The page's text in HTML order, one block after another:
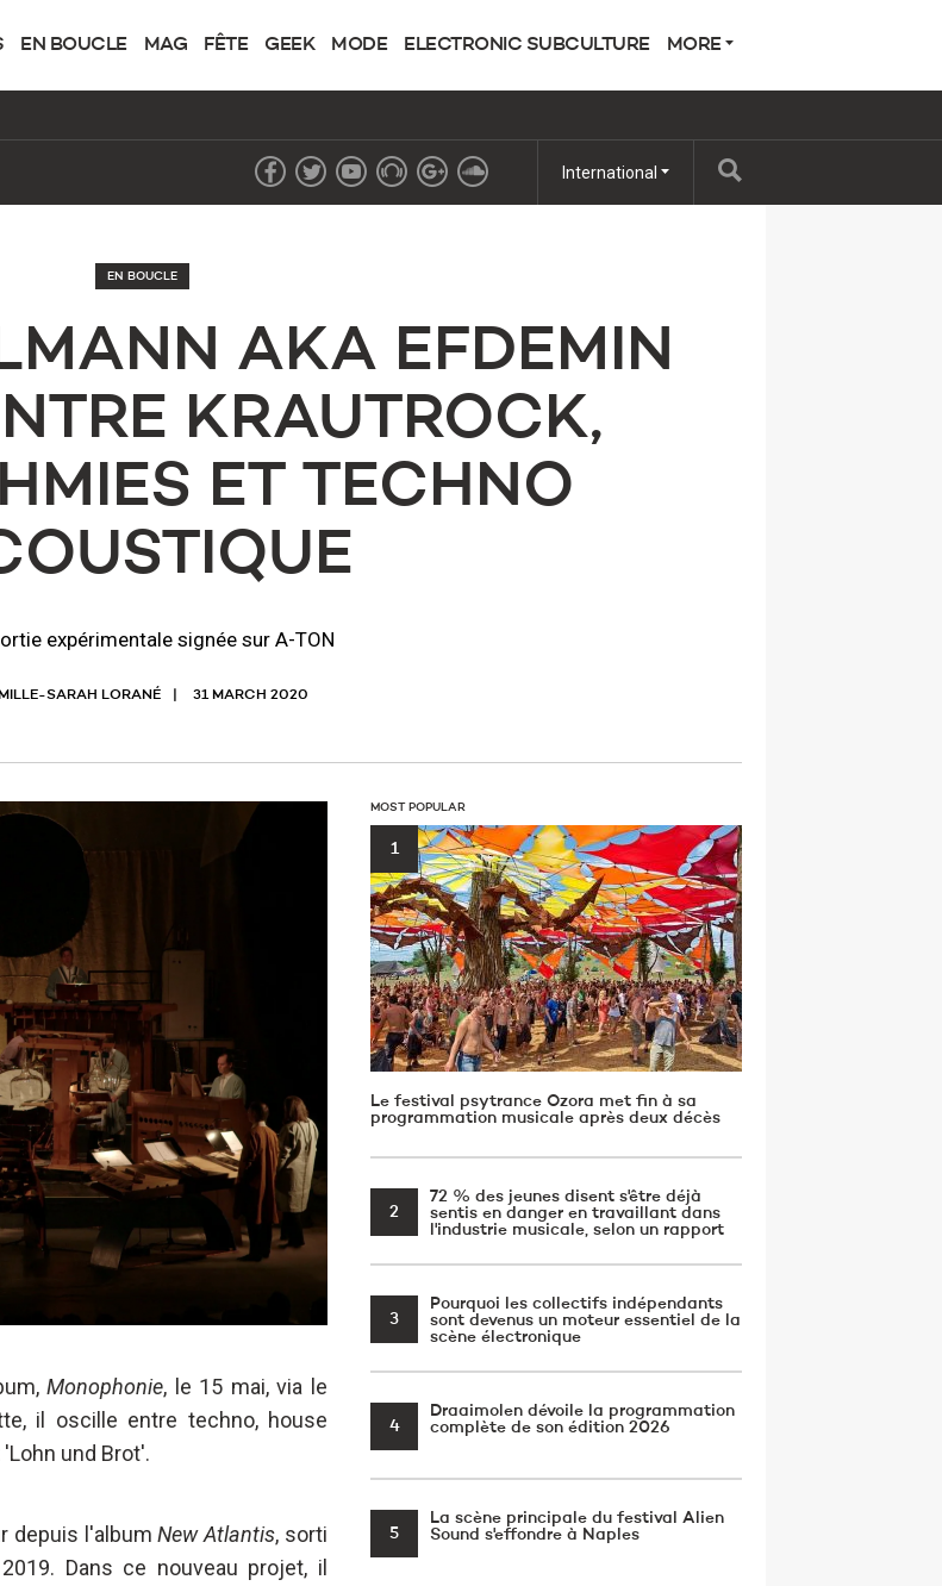
EN BOUCLE MAG FÊTE GEEK MODE ELECTRONIC SUBCULTURE MORE
historique sur le droit d’auteur International
EN BOUCLE
AKA EFDEMIN
KRAUTROCK,
ET TECHNO
expérimentale signée sur A-TON
SARAH LORANÉ 31 MARCH 2020
Monophonie, le 15 mai, via le
il oscille entre techno, house
und Brot'.
depuis l'albumNew Atlantis, sorti
Dans ce nouveau projet, il
MOST POPULAR
1
Le festival psytrance Ozora met fin à sa
programmation musicale après deux décès
2
72 % des jeunes disent s'être déjà
sentis en danger en travaillant dans
l'industrie musicale, selon un rapport
3
Pourquoi les collectifs indépendants
sont devenus un moteur essentiel de la
scène électronique
4
Draaimolen dévoile la programmation
complète de son édition 2026
5
La scène principale du festival Alien
Sound s'effondre à Naples